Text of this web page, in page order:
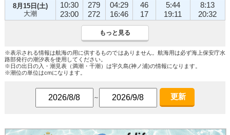
8月15日(土)
大潮
10:30
23:00
279
272
04:29
16:46
46
17
5:44
19:11
8:13
20:32
もっと見る
※表示される情報は航海の用に供するものではありません。航海用は必ず海上保安庁水
路部発行の潮汐表を使用してください。
※日の出日の入・潮見表（満潮・干潮）は宇久島(神ノ浦)の情報になります。
※潮位の単位はcmになります。
～ 更新